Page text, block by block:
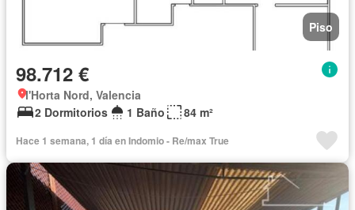
Piso
98.712 €
l'Horta Nord, Valencia
2 Dormitorios
1 Baño 84 m²
Hace 1 semana, 1 día en Indomio - Re/max True